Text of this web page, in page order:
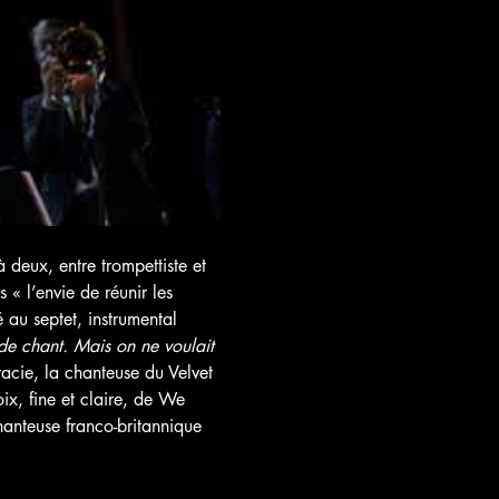
deux, entre trompettiste et
l’envie de réunir les
septet, instrumental
chant. Mais on ne voulait
la chanteuse du Velvet
fine et claire, de We
franco-britannique